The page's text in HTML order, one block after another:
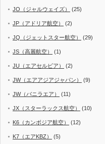
JO（ジャルウェイズ） (25)
JP（アドリア航空） (2)
JQ（ジェットスター航空） (29)
JS（高麗航空） (1)
JU（エアセルビア） (2)
JW（エアアジアジャパン） (9)
JW（バニラエア） (11)
JX（スターラックス航空） (10)
K6（カンボジア航空） (12)
K7（エアKBZ） (5)